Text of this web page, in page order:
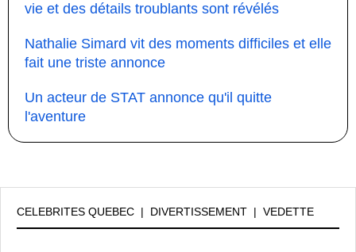
vie et des détails troublants sont révélés
Nathalie Simard vit des moments difficiles et elle
fait une triste annonce
Un acteur de STAT annonce qu'il quitte
l'aventure
CELEBRITES QUEBEC | DIVERTISSEMENT | VEDETTE